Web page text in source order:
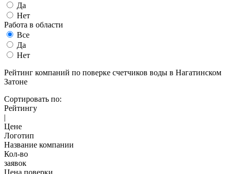
Да
Нет
Работа в области
Все
Да
Нет
Рейтинг компаний по поверке счетчиков воды в Нагатинском
Затоне
Сортировать по:
Рейтингу
|
Цене
Логотип
Название компании
Кол-во
заявок
Цена поверки